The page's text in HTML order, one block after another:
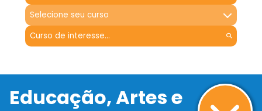
Selecione seu curso
Educação, Artes e